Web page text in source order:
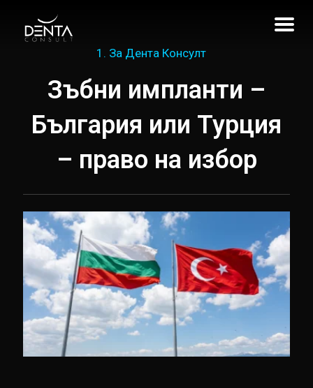
1. За Дента Консулт
Зъбни импланти –
България или Турция
– право на избор